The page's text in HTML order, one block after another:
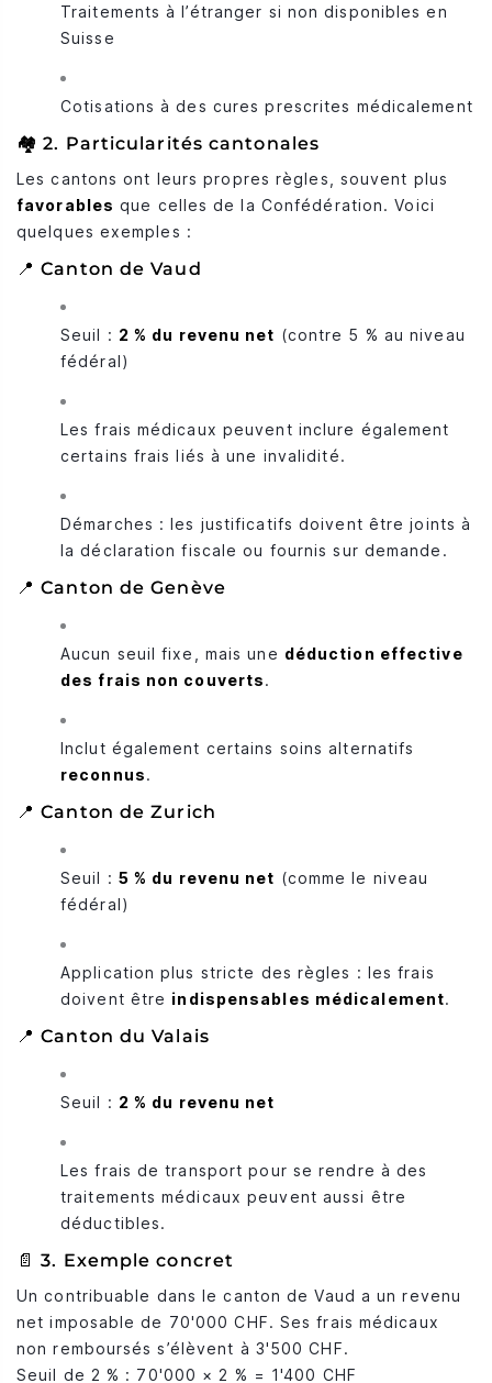
Traitements à l’étranger si non disponibles en
Suisse
Cotisations à des cures prescrites médicalement
🏘️ 2. Particularités cantonales
Les cantons ont leurs propres règles, souvent plus
favorables que celles de la Confédération. Voici
quelques exemples :
📍 Canton de Vaud
Seuil : 2 % du revenu net (contre 5 % au niveau
fédéral)
Les frais médicaux peuvent inclure également
certains frais liés à une invalidité.
Démarches : les justificatifs doivent être joints à
la déclaration fiscale ou fournis sur demande.
📍 Canton de Genève
Aucun seuil fixe, mais une déduction effective
des frais non couverts.
Inclut également certains soins alternatifs
reconnus.
📍 Canton de Zurich
Seuil : 5 % du revenu net (comme le niveau
fédéral)
Application plus stricte des règles : les frais
doivent être indispensables médicalement.
📍 Canton du Valais
Seuil : 2 % du revenu net
Les frais de transport pour se rendre à des
traitements médicaux peuvent aussi être
déductibles.
📄 3. Exemple concret
Un contribuable dans le canton de Vaud a un revenu
net imposable de 70'000 CHF. Ses frais médicaux
non remboursés s’élèvent à 3'500 CHF.
Seuil de 2 % : 70'000 × 2 % = 1'400 CHF